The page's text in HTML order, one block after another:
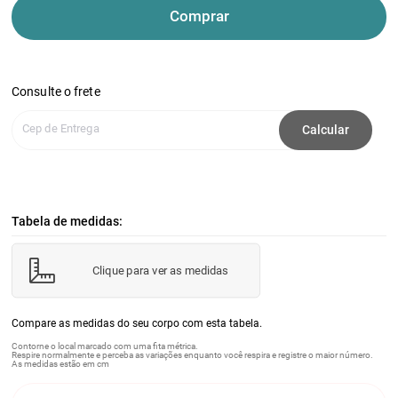
Comprar
Consulte o frete
Cep de Entrega Calcular
Tabela de medidas:
Clique para ver as medidas
Compare as medidas do seu corpo com esta tabela.
Contorne o local marcado com uma fita métrica.
Respire normalmente e perceba as variações enquanto você respira e registre o maior número.
As medidas estão em cm